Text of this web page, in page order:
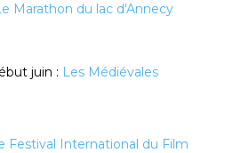
Marathon du lac d'Annecy
juin : Les Médiévales
Festival International du Film